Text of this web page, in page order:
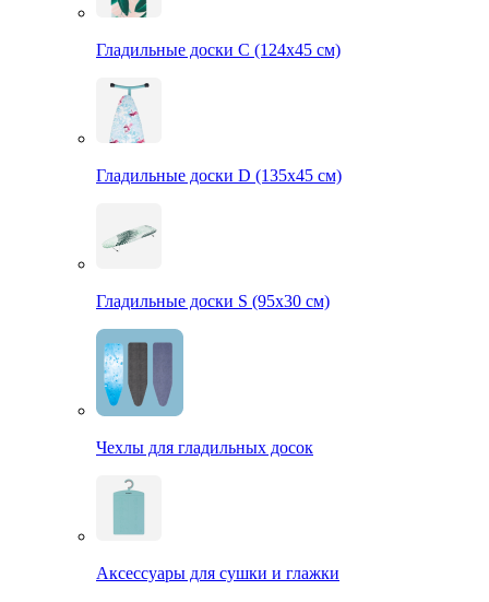
Гладильные доски С (124х45 см)
Гладильные доски D (135х45 см)
Гладильные доски S (95х30 см)
Чехлы для гладильных досок
Аксессуары для сушки и глажки